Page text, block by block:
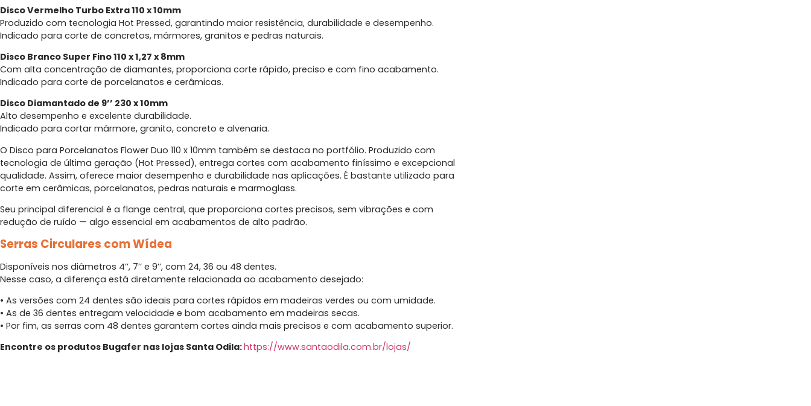
Disco Vermelho Turbo Extra 110 x 10mm
Produzido com tecnologia Hot Pressed, garantindo maior resistência, durabilidade e desempenho.
Indicado para corte de concretos, mármores, granitos e pedras naturais.
Disco Branco Super Fino 110 x 1,27 x 8mm
Com alta concentração de diamantes, proporciona corte rápido, preciso e com fino acabamento.
Indicado para corte de porcelanatos e cerâmicas.
Disco Diamantado de 9’’ 230 x 10mm
Alto desempenho e excelente durabilidade.
Indicado para cortar mármore, granito, concreto e alvenaria.
O Disco para Porcelanatos Flower Duo 110 x 10mm também se destaca no portfólio. Produzido com
tecnologia de última geração (Hot Pressed), entrega cortes com acabamento finíssimo e excepcional
qualidade. Assim, oferece maior desempenho e durabilidade nas aplicações. É bastante utilizado para
corte em cerâmicas, porcelanatos, pedras naturais e marmoglass.
Seu principal diferencial é a flange central, que proporciona cortes precisos, sem vibrações e com
redução de ruído — algo essencial em acabamentos de alto padrão.
Serras Circulares com Wídea
Disponíveis nos diâmetros 4’’, 7’’ e 9’’, com 24, 36 ou 48 dentes.
Nesse caso, a diferença está diretamente relacionada ao acabamento desejado:
• As versões com 24 dentes são ideais para cortes rápidos em madeiras verdes ou com umidade.
• As de 36 dentes entregam velocidade e bom acabamento em madeiras secas.
• Por fim, as serras com 48 dentes garantem cortes ainda mais precisos e com acabamento superior.
Encontre os produtos Bugafer nas lojas Santa Odila:https://www.santaodila.com.br/lojas/